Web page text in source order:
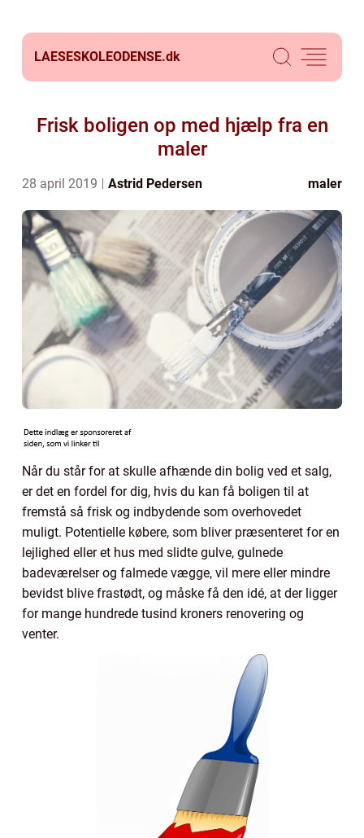
LAESESKOLEODENSE.dk
Frisk boligen op med hjælp fra en
maler
28 april 2019 Astrid Pedersen maler
Når du står for at skulle afhænde din bolig ved et salg,
er det en fordel for dig, hvis du kan få boligen til at
fremstå så frisk og indbydende som overhovedet
muligt. Potentielle købere, som bliver præsenteret for en
lejlighed eller et hus med slidte gulve, gulnede
badeværelser og falmede vægge, vil mere eller mindre
bevidst blive frastødt, og måske få den idé, at der ligger
for mange hundrede tusind kroners renovering og
venter.